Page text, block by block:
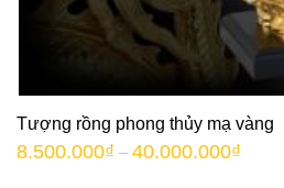
Tượng rồng phong thủy mạ vàng
8.500.000₫ – 40.000.000₫